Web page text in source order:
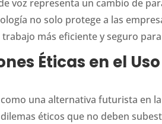
voz representa un cambio de
no solo protege a las
más eficiente y seguro
Éticas en el
una alternativa futurista en
éticos que no deben